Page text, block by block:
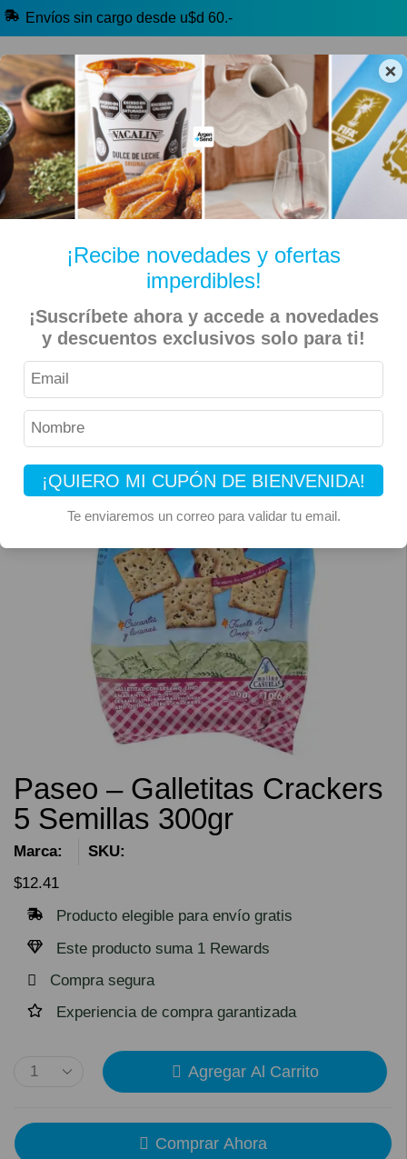
×
¡Recibe novedades y ofertas
imperdibles!
¡Suscríbete ahora y accede a novedades
y descuentos exclusivos solo para ti!
¡QUIERO MI CUPÓN DE BIENVENIDA!
Te enviaremos un correo para validar tu email.
Envíos sin cargo desde u$d 60.-
🔥 Alfajores y Golosinas
🧉 Clásicos argentinos 🏷️ Todas las categorías
Inicio Alimentos
Paseo – Galletitas Crackers 5 Semillas 300gr
Paseo – Galletitas Crackers
5 Semillas 300gr
Marca:
SKU:
$12.41
Producto elegible para envío gratis
Este producto suma 1 Rewards
Compra segura
Experiencia de compra garantizada
Agregar Al Carrito
Comprar Ahora